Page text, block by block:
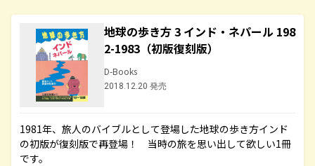
地球の歩き方 3 インド・ネパール 198
2-1983（初版復刻版）
D-Books
2018.12.20 発売
1981年、旅人のバイブルとして登場した地球の歩き方インド
の初版が復刻版で再登場！ 当時の旅を思い出して欲しい1冊
です。